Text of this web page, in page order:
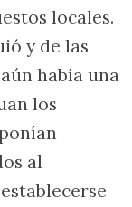
locales.
y de las
había una
los
al